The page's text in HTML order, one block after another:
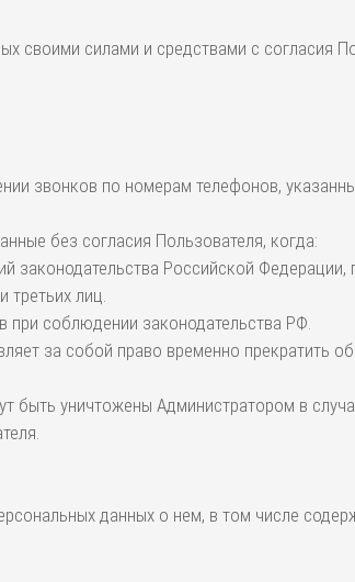
своими силами и средствами с согласия
звонков по номерам телефонов,
без согласия Пользователя, когда:
Российской Федерации,
третьих лиц.
при соблюдении законодательства РФ.
за собой право временно прекратить
уничтожены Администратором в
данных о нем, в том числе